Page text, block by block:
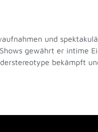
und
gewährt er intime
bekämpft